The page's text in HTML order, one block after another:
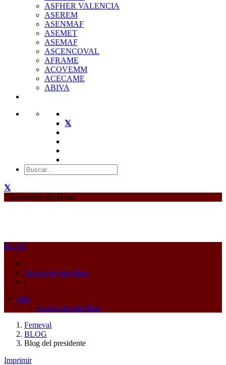
ASFHER VALENCIA
ASEREM
ASENMAF
ASEMET
ASEMAF
ASCENCOVAL
AFRAME
ACOVEMM
ACECAME
ABIVA
Barómetro del Metal
BLOG
|
Acerca de este Blog
|
Más
Acerca de este Blog
Femeval
BLOG
Blog del presidente
Imprimir